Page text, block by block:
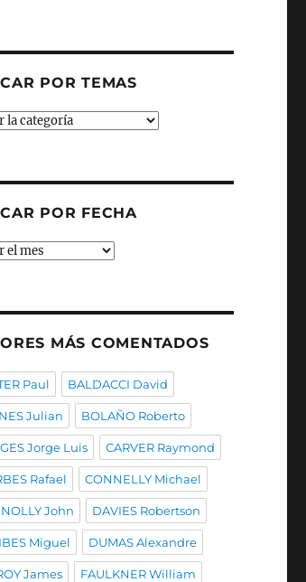
POR TEMAS
POR FECHA
MÁS COMENTADOS
Paul BALDACCI David
Julian BOLAÑO Roberto
Jorge Luis CARVER Raymond
Rafael CONNELLY Michael
John DAVIES Robertson
Miguel DUMAS Alexandre
James FAULKNER William